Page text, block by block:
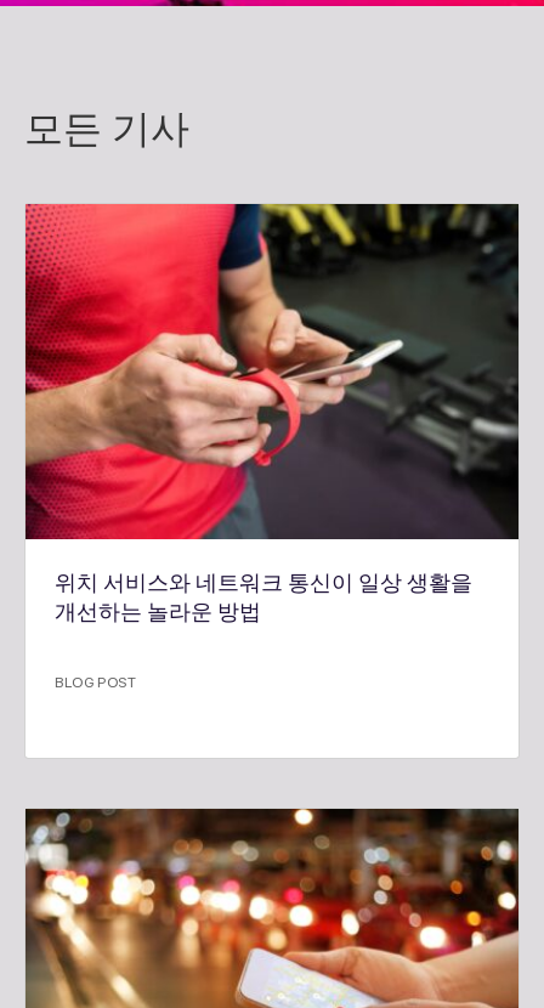
모든 기사
위치 서비스와 네트워크 통신이 일상 생활을
개선하는 놀라운 방법
BLOG POST